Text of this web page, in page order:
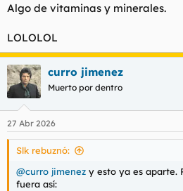
Algo de vitaminas y minerales.
LOLOLOL
curro jimenez
Muerto por dentro
27 Abr 2026
Slk rebuznó:
@curro jimenez y esto ya es aparte.
fuera así: